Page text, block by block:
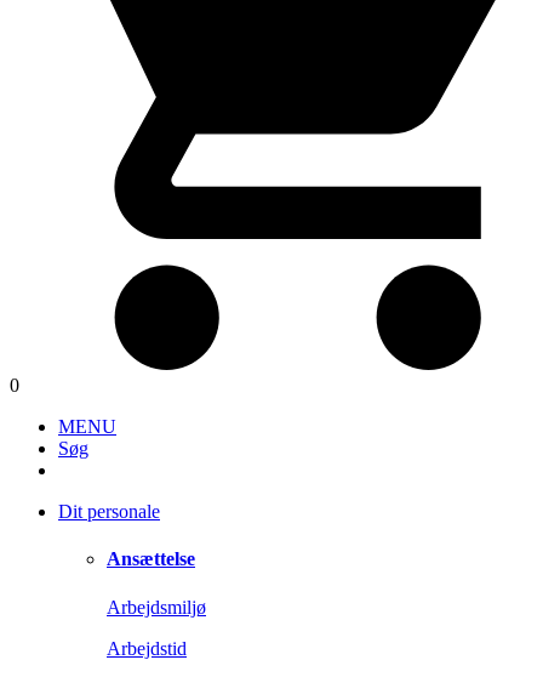
0
MENU
Søg
Dit personale
Ansættelse
Arbejdsmiljø
Arbejdstid